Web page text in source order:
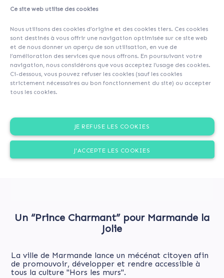
Ce site web utilise des cookies
Nous utilisons des cookies d’origine et des cookies tiers. Ces cookies
sont destinés à vous offrir une navigation optimisée sur ce site web
et de nous donner un aperçu de son utilisation, en vue de
l’amélioration des services que nous offrons. En poursuivant votre
navigation, nous considérons que vous acceptez l’usage des cookies.
Ci-dessous, vous pouvez refuser les cookies (sauf les cookies
strictement nécessaires au bon fonctionnement du site) ou accepter
tous les cookies.
JE REFUSE LES COOKIES
J'ACCEPTE LES COOKIES
Un “Prince Charmant” pour Marmande la
Jolie
La ville de Marmande lance un mécénat citoyen afin
de promouvoir, développer et rendre accessible à
tous la culture "Hors les murs".